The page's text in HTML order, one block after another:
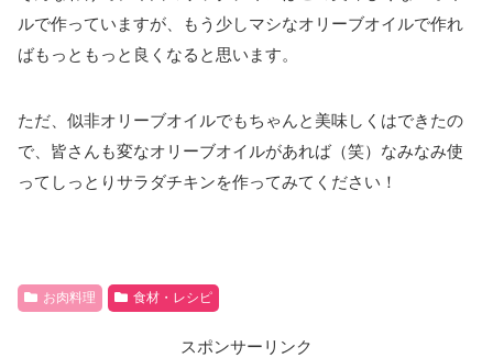
ルで作っていますが、もう少しマシなオリーブオイルで作れ
ばもっともっと良くなると思います。
ただ、似非オリーブオイルでもちゃんと美味しくはできたの
で、皆さんも変なオリーブオイルがあれば（笑）なみなみ使
ってしっとりサラダチキンを作ってみてください！
お肉料理 食材・レシピ
スポンサーリンク